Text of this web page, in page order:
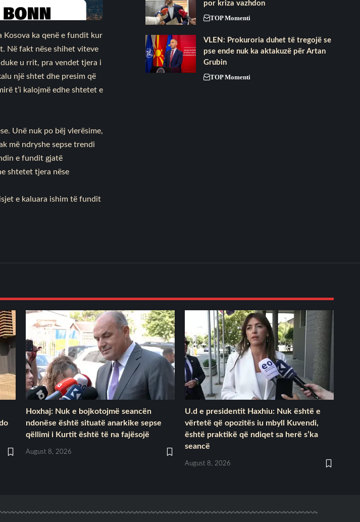
Kosova ka qenë e fundit kur
Në fakt nëse shihet viteve
u rrit, pra vendet tjera i
një shtet dhe presim që
t’i kalojmë edhe shtetet e
Unë nuk po bëj vlerësime,
më ndryshe sepse trendi
e fundit gjatë
shtetet tjera nëse
e kaluara ishim të fundit
por kriza vazhdon
TOP Momenti
VLEN: Prokuroria duhet të tregojë se
pse ende nuk ka aktakuzë për Artan
Grubin
TOP Momenti
Hoxhaj: Nuk e bojkotojmë seancën
ndonëse është situatë anarkike sepse
qëllimi i Kurtit është të na fajësojë
August 8, 2026
U.d e presidentit Haxhiu: Nuk është e
vërtetë që opozitës iu mbyll Kuvendi,
është praktikë që ndiqet sa herë s’ka
seancë
August 8, 2026